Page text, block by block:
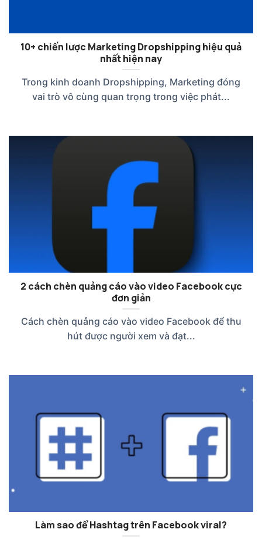
10+ chiến lược Marketing Dropshipping hiệu quả
nhất hiện nay
Trong kinh doanh Dropshipping, Marketing đóng
vai trò vô cùng quan trọng trong việc phát...
2 cách chèn quảng cáo vào video Facebook cực
đơn giản
Cách chèn quảng cáo vào video Facebook để thu
hút được người xem và đạt...
Làm sao để Hashtag trên Facebook viral?